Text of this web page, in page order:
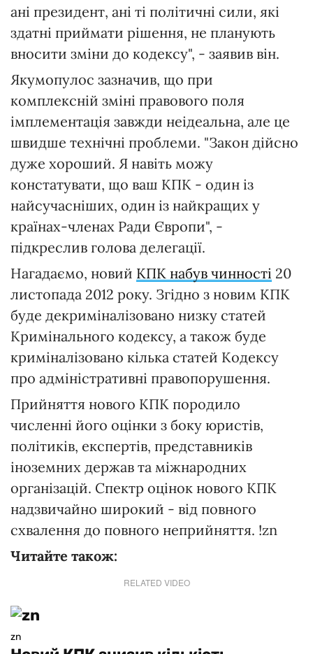
ані президент, ані ті політичні сили, які
здатні приймати рішення, не планують
вносити зміни до кодексу", - заявив він.
Якумопулос зазначив, що при
комплексній зміні правового поля
імплементація завжди неідеальна, але це
швидше технічні проблеми. "Закон дійсно
дуже хороший. Я навіть можу
констатувати, що ваш КПК - один із
найсучасніших, один із найкращих у
країнах-членах Ради Європи", -
підкреслив голова делегації.
Нагадаємо, новий КПК набув чинності 20
листопада 2012 року. Згідно з новим КПК
буде декриміналізовано низку статей
Кримінального кодексу, а також буде
криміналізовано кілька статей Кодексу
про адміністративні правопорушення.
Прийняття нового КПК породило
численні його оцінки з боку юристів,
політиків, експертів, представників
іноземних держав та міжнародних
організацій. Спектр оцінок нового КПК
надзвичайно широкий - від повного
схвалення до повного неприйняття. !zn
Читайте також:
RELATED VIDEO
zn